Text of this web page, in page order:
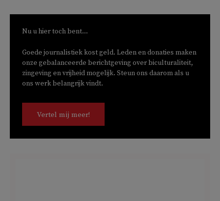
Nu u hier toch bent...
Goede journalistiek kost geld. Leden en donaties maken
onze gebalanceerde berichtgeving over biculturaliteit,
zingeving en vrijheid mogelijk. Steun ons daarom als u
ons werk belangrijk vindt.
Vertel mij meer!